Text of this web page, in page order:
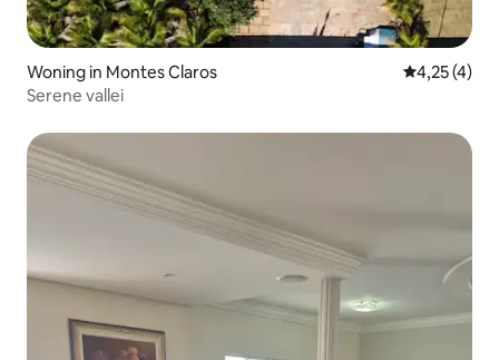
Woning in Montes Claros
4,25 (4)
Serene vallei